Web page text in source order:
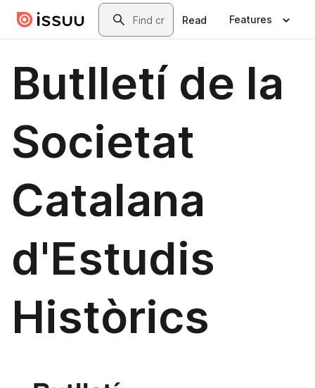
Skip to main contentSearch
Read Features
Butlletí de la
Societat
Catalana
d'Estudis
Històrics